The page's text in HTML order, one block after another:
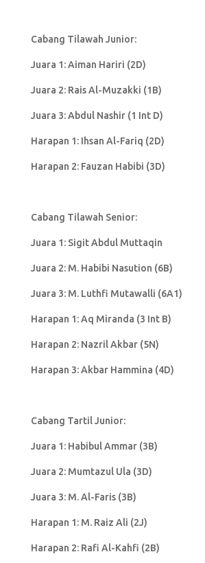
Cabang Tilawah Junior:
Juara 1: Aiman Hariri (2D)
Juara 2: Rais Al-Muzakki (1B)
Juara 3: Abdul Nashir (1 Int D)
Harapan 1: Ihsan Al-Fariq (2D)
Harapan 2: Fauzan Habibi (3D)
Cabang Tilawah Senior:
Juara 1: Sigit Abdul Muttaqin
Juara 2: M. Habibi Nasution (6B)
Juara 3: M. Luthfi Mutawalli (6A1)
Harapan 1: Aq Miranda (3 Int B)
Harapan 2: Nazril Akbar (5N)
Harapan 3: Akbar Hammina (4D)
Cabang Tartil Junior:
Juara 1: Habibul Ammar (3B)
Juara 2: Mumtazul Ula (3D)
Juara 3: M. Al-Faris (3B)
Harapan 1: M. Raiz Ali (2J)
Harapan 2: Rafi Al-Kahfi (2B)